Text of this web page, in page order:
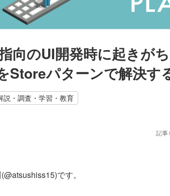
向のUI開発時に起きが
Storeパターンで解決す
説・調査・学習・教育
記事
です。